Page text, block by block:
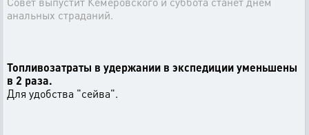
анальных страданий.
Топливозатраты в удержании в экспедиции уменьшены
в 2 раза.
Для удобства "сейва".